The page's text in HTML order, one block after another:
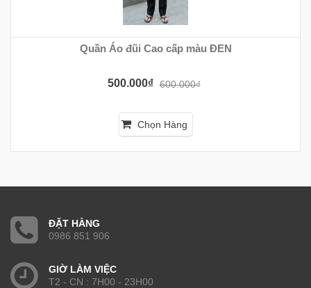
Quần Áo đũi Cao cấp màu ĐEN
500.000₫ 600.000₫
Chọn Hàng
ĐẶT HÀNG
0986 851 906
GIỜ LÀM VIỆC
T2 - CN : 7H00 - 23H00